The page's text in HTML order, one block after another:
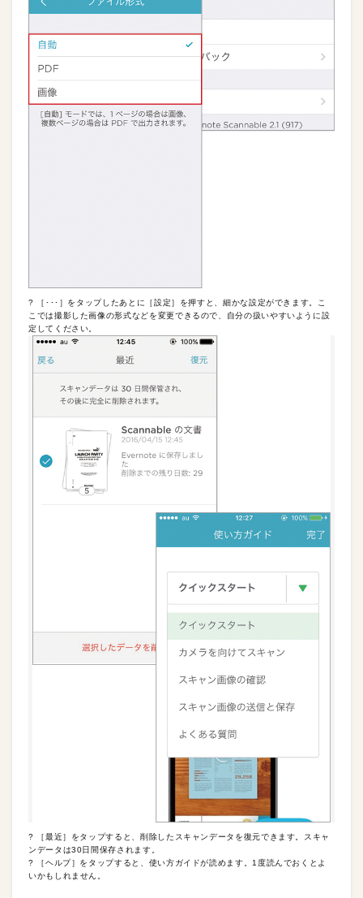
? ［･･･］をタップしたあとに［設定］を押すと、細かな設定ができます。こ
こでは撮影した画像の形式などを変更できるので、自分の扱いやすいように設
定してください。
? ［最近］をタップすると、削除したスキャンデータを復元できます。スキャ
ンデータは30日間保存されます。
? ［ヘルプ］をタップすると、使い方ガイドが読めます。1度読んでおくとよ
いかもしれません。